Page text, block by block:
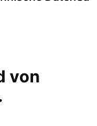
von